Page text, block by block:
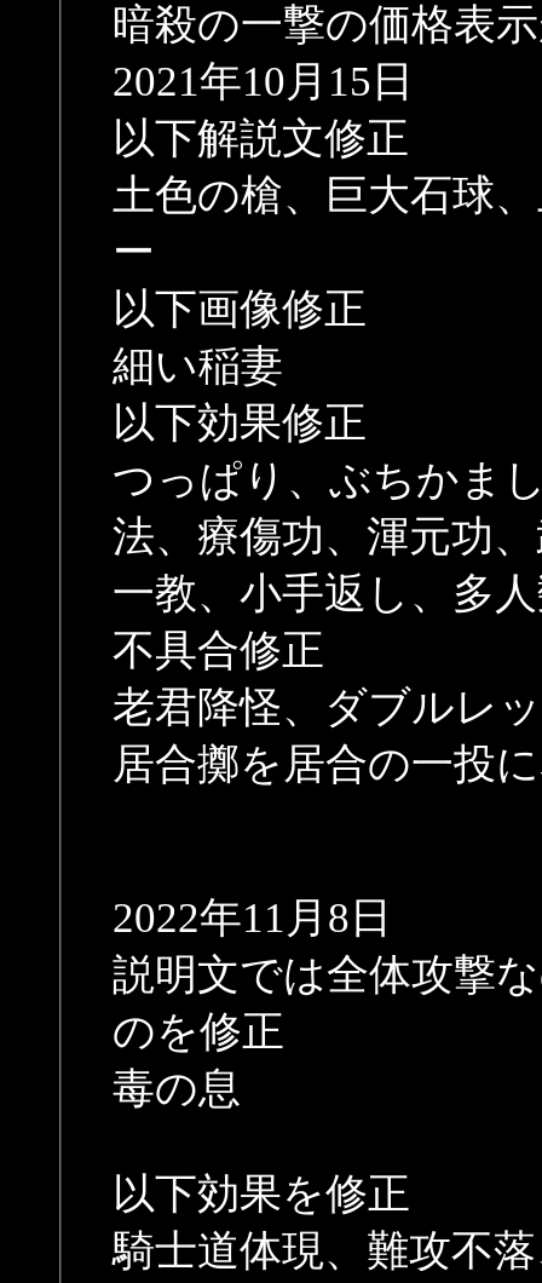
暗殺の一撃の価格表
2021年10月15日
以下解説文修正
土色の槍、巨大石球
ー
以下画像修正
細い稲妻
以下効果修正
つっぱり、ぶちかま
法、療傷功、渾元功
一教、小手返し、多
不具合修正
老君降怪、ダブルレ
居合擲を居合の一投
2022年11月8日
説明文では全体攻撃
のを修正
毒の息
以下効果を修正
騎士道体現、難攻不